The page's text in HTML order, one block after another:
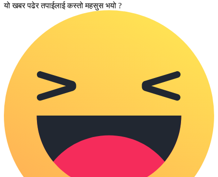
यो खबर पढेर तपाईलाई कस्तो महसुस भयो ?